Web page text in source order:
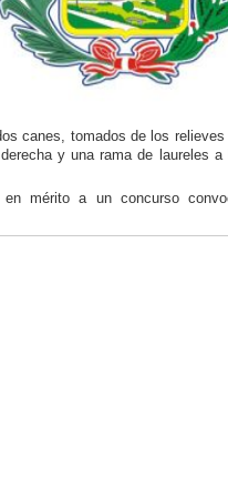
canes, tomados de los
y una rama de laureles a
mérito a un concurso